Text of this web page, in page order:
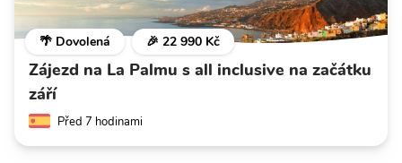
🌴 Dovolená 🎉 22 990 Kč
Zájezd na La Palmu s all inclusive na začátku
září
Před 7 hodinami